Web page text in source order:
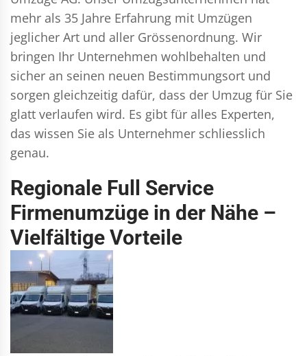
mehr als 35 Jahre Erfahrung mit Umzügen
jeglicher Art und aller Grössenordnung. Wir
bringen Ihr Unternehmen wohlbehalten und
sicher an seinen neuen Bestimmungsort und
sorgen gleichzeitig dafür, dass der Umzug für Sie
glatt verlaufen wird. Es gibt für alles Experten,
das wissen Sie als Unternehmer schliesslich
genau.
Regionale Full Service
Firmenumzüge in der Nähe –
Vielfältige Vorteile